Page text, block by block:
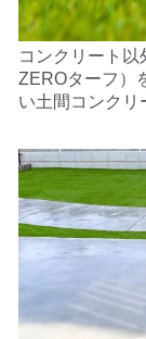
コンクリート以
ZEROターフ）
い土間コンクリ